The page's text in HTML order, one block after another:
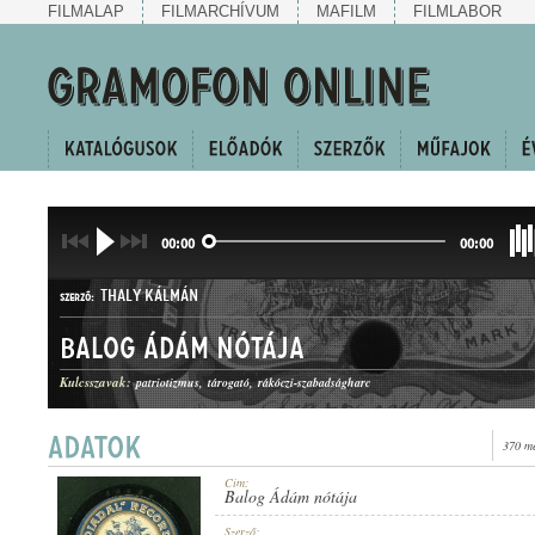
FILMALAP FILMARCHÍVUM MAFILM FILMLABOR
00:00 00:00
SZERZŐ: THALY KÁLMÁN
MŰFAJ: KURUC KESERGŐ
Balog Ádám nótája
Kulcsszavak: patriotizmus tárogató rákóczi-szabadságharc
370
Cím:
Balog Ádám nótája
Szerző: